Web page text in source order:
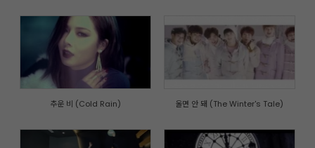
추운 비 (Cold Rain) 울면 안 돼 (The Winter's Tale)